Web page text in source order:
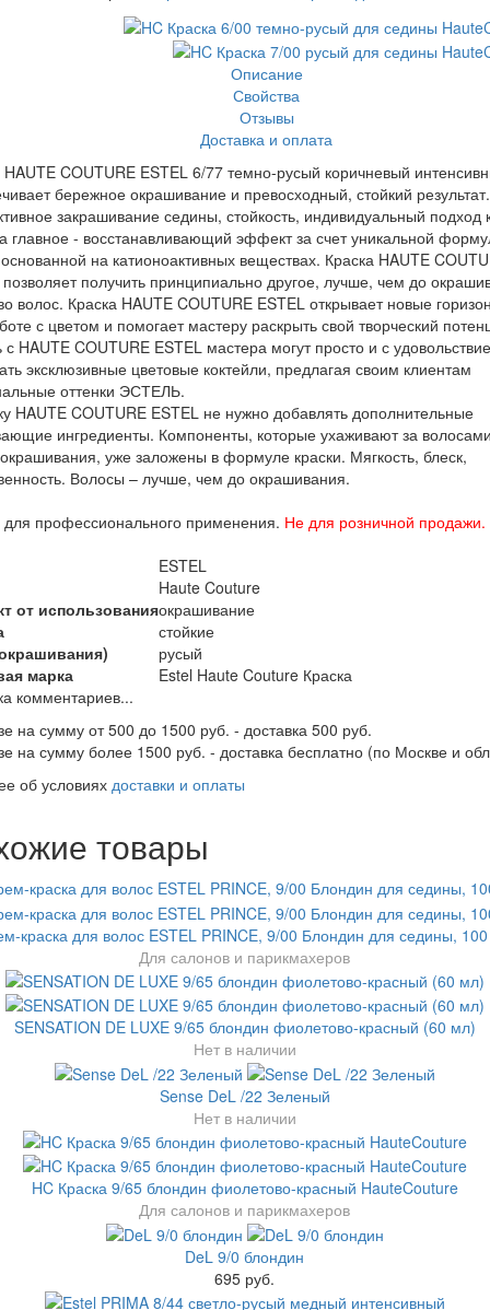
Описание
Свойства
Отзывы
Доставка и оплата
HAUTE COUTURE ESTEL 6/77 темно-русый коричневый
бережное окрашивание и превосходный, стойкий результат.
закрашивание седины, стойкость, индивидуальный подход
главное - восстанавливающий эффект за счет уникальной
на катионоактивных веществах. Краска HAUTE
получить принципиально другое, лучше, чем до
волос. Краска HAUTE COUTURE ESTEL открывает новые
с цветом и помогает мастеру раскрыть свой творческий
с HAUTE COUTURE ESTEL мастера могут просто и с
эксклюзивные цветовые коктейли, предлагая своим клиентам
оттенки ЭСТЕЛЬ.
HAUTE COUTURE ESTEL не нужно добавлять дополнительные
ингредиенты. Компоненты, которые ухаживают за
уже заложены в формуле краски. Мягкость, блеск,
Волосы – лучше, чем до окрашивания.
для профессионального применения. Не для розничной продажи.
ESTEL
Haute Couture
от использованияокрашивание
стойкие
русый
марка
Estel Haute Couture Краска
комментариев...
на сумму от 500 до 1500 руб. - доставка 500 руб.
на сумму более 1500 руб. - доставка бесплатно (по Москве и
об условиях доставки и оплаты
товары
краска для волос ESTEL PRINCE, 9/00 Блондин для седины,
Для салонов и парикмахеров
SENSATION DE LUXE 9/65 блондин фиолетово-красный (60 мл)
Нет в наличии
Sense DeL /22 Зеленый
Нет в наличии
HC Краска 9/65 блондин фиолетово-красный HauteCouture
Для салонов и парикмахеров
DeL 9/0 блондин
695 руб.